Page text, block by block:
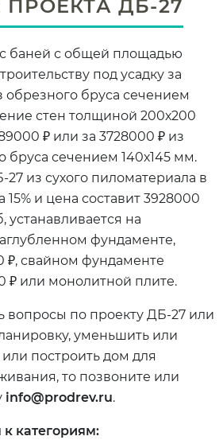
ДБ-27
с баней с общей площадью
под усадку за
бруса сечением
стен толщиной 200х200
₽ или за 3728000 ₽ из
бруса сечением 140х145 мм.
из сухого пиломатериала в
и цена составит 3928000
устанавливается на
фундаменте,
₽, свайном фундаменте
₽ или монолитной плите.
вопросы по проекту ДБ-27 или
уменьшить или
построить дом для
то позвоните или
info@prodrev.ru.
к категориям: